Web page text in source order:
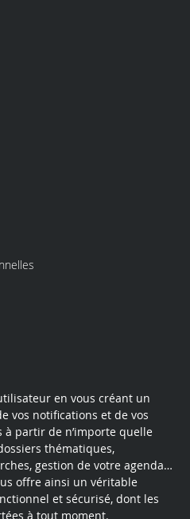
en vous créant un
vos notifications et de vos
partir de n’importe quelle
thématiques,
gestion de votre agenda…
offre ainsi un véritable
et sécurisé, dont les
à tout moment.